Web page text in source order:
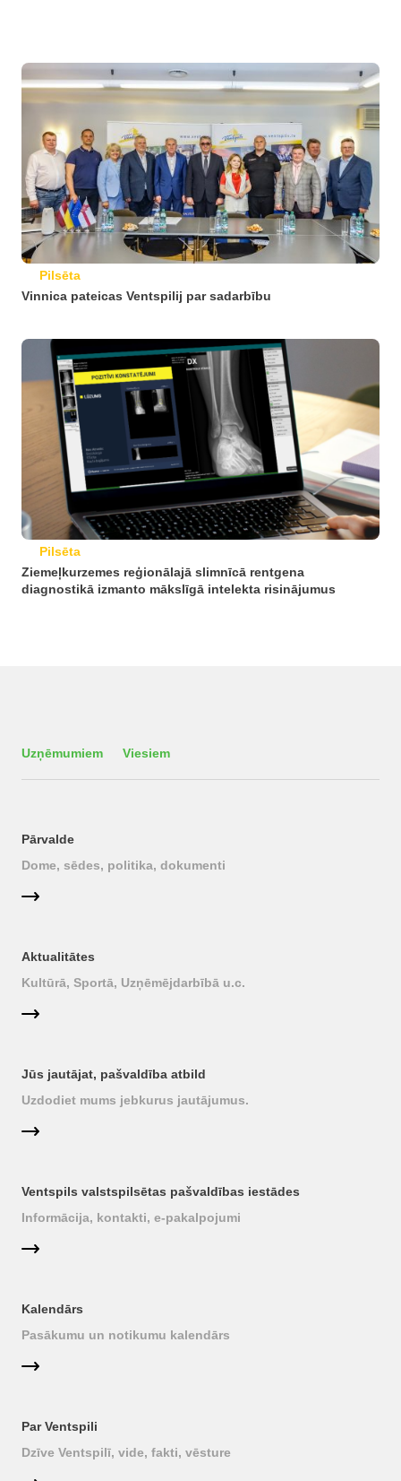
Pilsēta
Vinnica pateicas Ventspilij par sadarbību
Pilsēta
Ziemeļkurzemes reģionālajā slimnīcā rentgena
diagnostikā izmanto mākslīgā intelekta risinājumus
Uzņēmumiem Viesiem
Pārvalde
Dome, sēdes, politika, dokumenti
Aktualitātes
Kultūrā, Sportā, Uzņēmējdarbībā u.c.
Jūs jautājat, pašvaldība atbild
Uzdodiet mums jebkurus jautājumus.
Ventspils valstspilsētas pašvaldības iestādes
Informācija, kontakti, e-pakalpojumi
Kalendārs
Pasākumu un notikumu kalendārs
Par Ventspili
Dzīve Ventspilī, vide, fakti, vēsture